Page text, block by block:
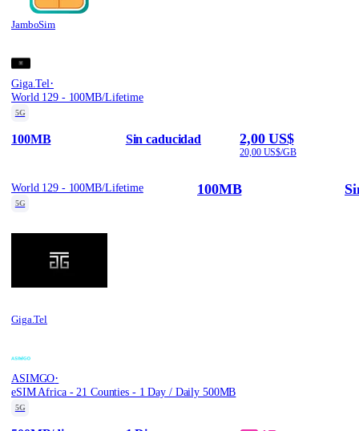
JamboSim
Giga.Tel ·
World 129 - 100MB/Lifetime
5G
100MB Sin caducidad 2,00 US$
20,00 US$/GB
World 129 - 100MB/Lifetime
5G
Giga.Tel
100MB
ASIMGO·
eSIM Africa - 21 Counties - 1 Day / Daily 500MB
5G